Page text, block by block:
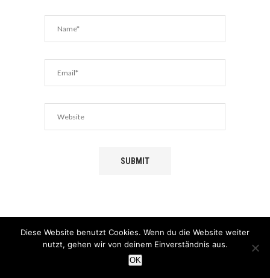
NEWSLETTER
Diese Website benutzt Cookies. Wenn du die Website weiter
nutzt, gehen wir von deinem Einverständnis aus.
OK